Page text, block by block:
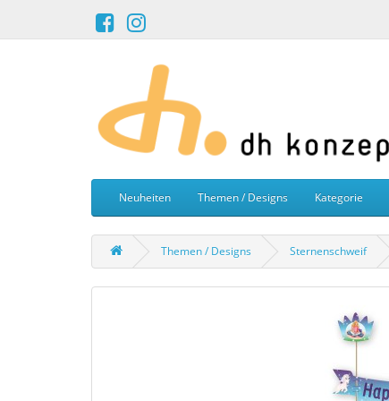
Neuheiten Themen / Designs Kategorie
Themen / Designs Sternenschweif